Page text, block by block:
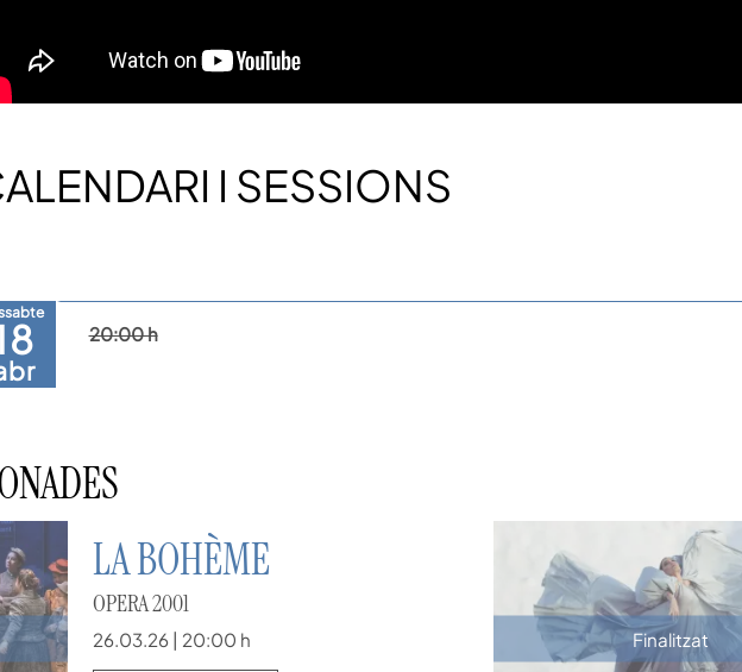
I SESSIONS
20:00 h
LA BOHÈME
OPERA 2001
26.03.26 | 20:00 h Finalitzat